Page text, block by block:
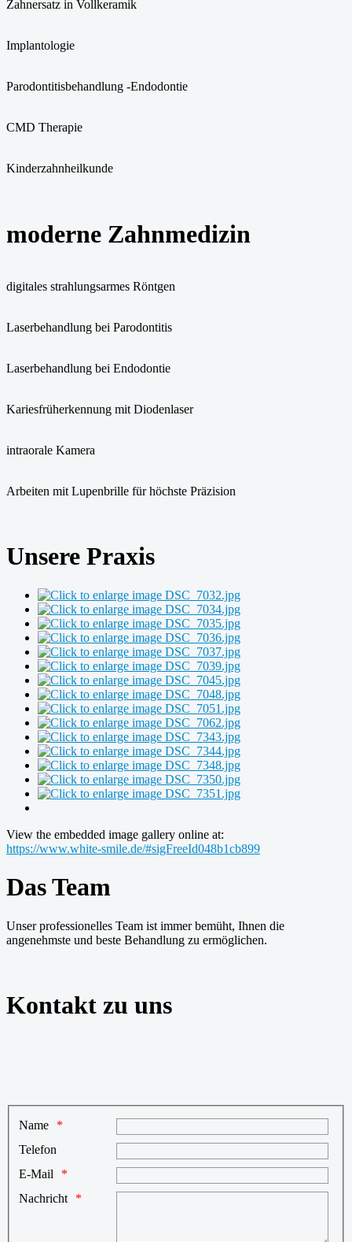
Zahnersatz in Vollkeramik
Implantologie
Parodontitisbehandlung -Endodontie
CMD Therapie
Kinderzahnheilkunde
moderne Zahnmedizin
digitales strahlungsarmes Röntgen
Laserbehandlung bei Parodontitis
Laserbehandlung bei Endodontie
Kariesfrüherkennung mit Diodenlaser
intraorale Kamera
Arbeiten mit Lupenbrille für höchste Präzision
Unsere Praxis
View the embedded image gallery online at:
https://www.white-smile.de/#sigFreeId048b1cb899
Das Team
Unser professionelles Team ist immer bemüht, Ihnen die
angenehmste und beste Behandlung zu ermöglichen.
Kontakt zu uns
Name
Telefon
E-Mail
Nachricht